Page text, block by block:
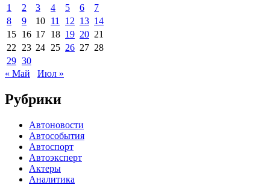
1
2 3 4 5 6
7
8
9 10 11 12 13 14
15 16 17 18 19 20 21
22
23 24 25 26 27 28
29 30
« Май
Июл »
Рубрики
Автоновости
Автособытия
Автоспорт
Автоэксперт
Актеры
Аналитика